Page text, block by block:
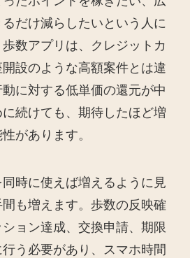
だけ減らしたいという人に
数アプリは、クレジットカ
設のような高額案件とは違
に対する低単価の還元が中
続けても、期待したほど増
があります。
時に使えば増えるように見
も増えます。歩数の反映確
ョン達成、交換申請、期限
う必要があり、スマホ時間